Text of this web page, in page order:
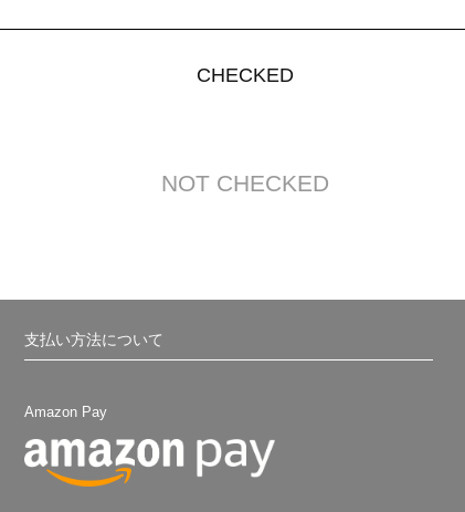
CHECKED
NOT CHECKED
支払い方法について
Amazon Pay